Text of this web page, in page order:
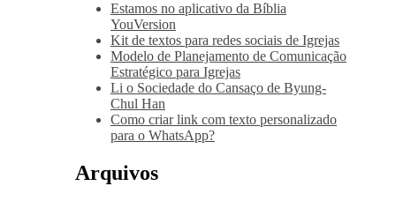
Estamos no aplicativo da Bíblia
YouVersion
Kit de textos para redes sociais de Igrejas
Modelo de Planejamento de Comunicação
Estratégico para Igrejas
Li o Sociedade do Cansaço de Byung-
Chul Han
Como criar link com texto personalizado
para o WhatsApp?
Arquivos